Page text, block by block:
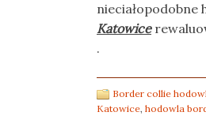
Katowice
.
Border collie
Katowice, hodowla